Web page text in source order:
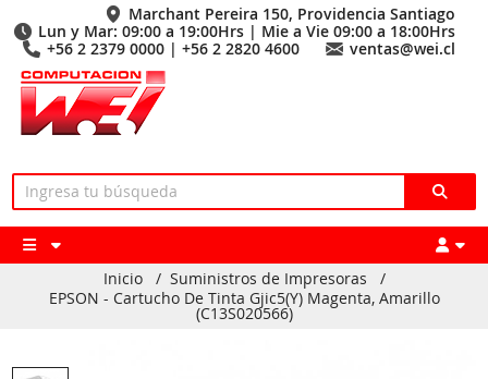
Marchant Pereira 150, Providencia Santiago
Lun y Mar: 09:00 a 19:00Hrs | Mie a Vie 09:00 a 18:00Hrs
+56 2 2379 0000 | +56 2 2820 4600
ventas@wei.cl
Inicio / Suministros de Impresoras
/
EPSON - Cartucho De Tinta Gjic5(Y) Magenta, Amarillo
(C13S020566)